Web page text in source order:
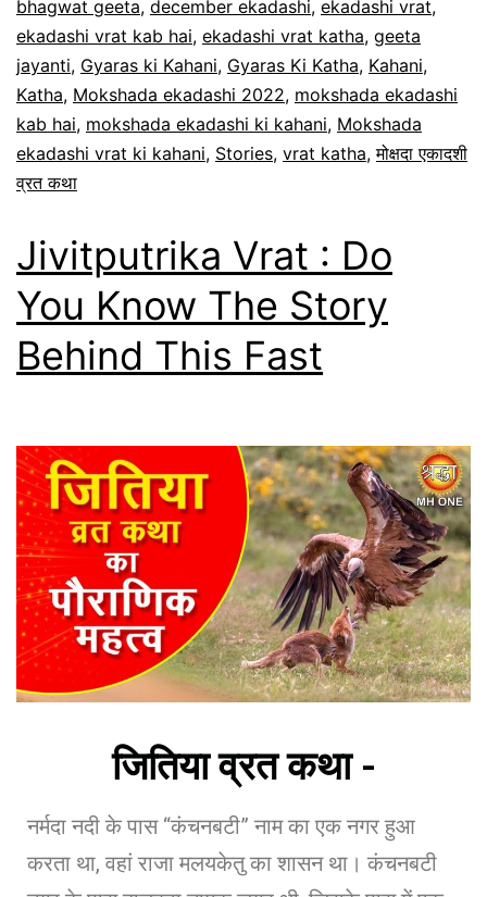
bhagwat geeta, december ekadashi, ekadashi vrat,
ekadashi vrat kab hai, ekadashi vrat katha, geeta
jayanti, Gyaras ki Kahani, Gyaras Ki Katha, Kahani,
Katha, Mokshada ekadashi 2022, mokshada ekadashi
kab hai, mokshada ekadashi ki kahani, Mokshada
ekadashi vrat ki kahani, Stories, vrat katha,मोक्षदा एकादशी
व्रत कथा
Jivitputrika Vrat : Do
You Know The Story
Behind This Fast
जितिया व्रत कथा -
नर्मदा नदी के पास “कंचनबटी” नाम का एक नगर हुआ
करता था, वहां राजा मलयकेतु का शासन था। कंचनबटी